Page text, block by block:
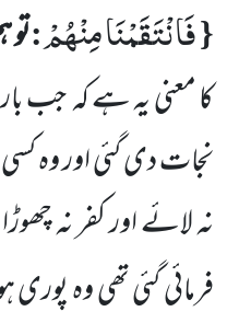
{فَانْتَقَمْنَا مِنْهُمْ:
کا معنی یہ ہے کہجب
نجات دی گئیاور وہ
نہ لائے اور کفر نہ
فرمائی گئی تھی وہ